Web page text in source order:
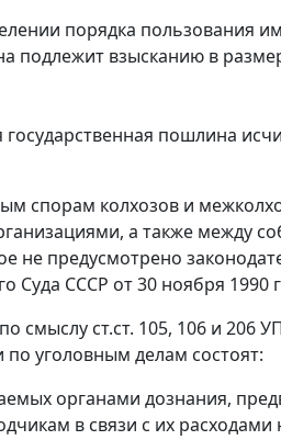
порядка пользования
подлежит взысканию в
пошлина
спорам колхозов и
а также между
не предусмотрено
Суда СССР от 30 ноября 1990
смыслу ст.ст. 105, 106 и 206
по уголовным делам состоят:
органами дознания,
в связи с их